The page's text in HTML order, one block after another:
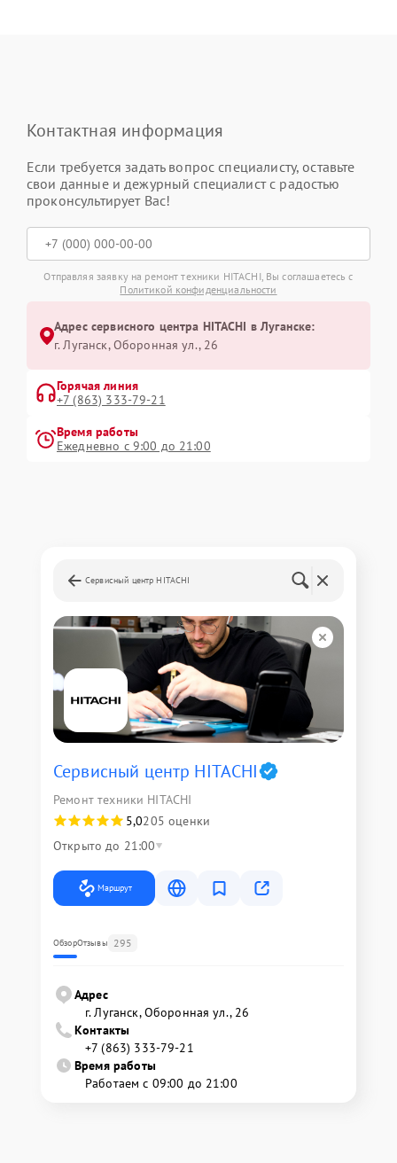
Контактная информация
Если требуется задать вопрос специалисту, оставьте
свои данные и дежурный специалист с радостью
проконсультирует Вас!
Отправляя заявку на ремонт техники HITACHI, Вы соглашаетесь с
Политикой конфиденциальности
Адрес сервисного центра HITACHI в Луганске:
г. Луганск, Оборонная ул., 26
Горячая линия
+7 (863) 333-79-21
Время работы
Ежедневно с 9:00 до 21:00
Сервисный центр HITACHI
Сервисный центр HITACHI
Ремонт техники HITACHI
5,0205 оценки
Открыто до 21:00
Маршрут
ОбзорОтзывы 295
Адрес
г. Луганск, Оборонная ул., 26
Контакты
+7 (863) 333-79-21
Время работы
Работаем с 09:00 до 21:00